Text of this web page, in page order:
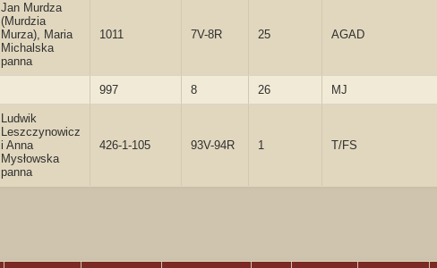
Jan Murdza
(Murdzia
Murza), Maria
Michalska
panna
1011 7V-8R 25 AGAD
997 8 26 MJ
Ludwik
Leszczynowicz
i Anna
Mysłowska
panna
426-1-105 93V-94R 1 T/FS